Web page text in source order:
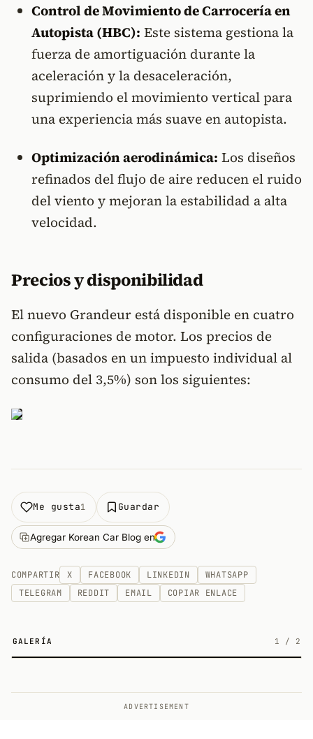
Control de Movimiento de Carrocería en
Autopista (HBC): Este sistema gestiona la
fuerza de amortiguación durante la
aceleración y la desaceleración,
suprimiendo el movimiento vertical para
una experiencia más suave en autopista.
Optimización aerodinámica: Los diseños
refinados del flujo de aire reducen el ruido
del viento y mejoran la estabilidad a alta
velocidad.
Precios y disponibilidad
El nuevo Grandeur está disponible en cuatro
configuraciones de motor. Los precios de
salida (basados en un impuesto individual al
consumo del 3,5%) son los siguientes:
Me gusta1 Guardar
Agregar Korean Car Blog en
COMPARTIR X FACEBOOK LINKEDIN
WHATSAPP
TELEGRAM
REDDIT EMAIL COPIAR ENLACE
GALERÍA 1 / 2
ADVERTISEMENT